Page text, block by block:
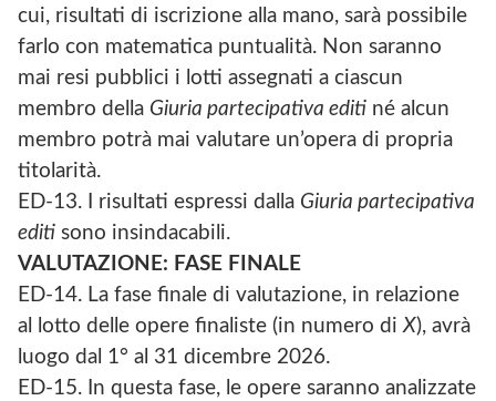
cui, risultati di iscrizione alla mano, sarà possibile
farlo con matematica puntualità. Non saranno
mai resi pubblici i lotti assegnati a ciascun
membro della Giuria partecipativa editi né alcun
membro potrà mai valutare un’opera di propria
titolarità.
ED-13. I risultati espressi dalla Giuria partecipativa
editi sono insindacabili.
VALUTAZIONE: FASE FINALE
ED-14. La fase finale di valutazione, in relazione
al lotto delle opere finaliste (in numero diX), avrà
luogo dal 1° al 31 dicembre 2026.
ED-15. In questa fase, le opere saranno analizzate